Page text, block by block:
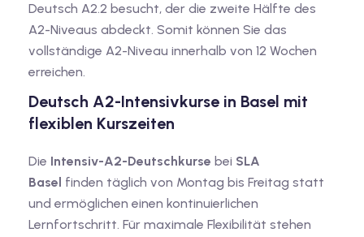
Deutsch A2.2 besucht, der die zweite Hälfte des
A2-Niveaus abdeckt. Somit können Sie das
vollständige A2-Niveau innerhalb von 12 Wochen
erreichen.
Deutsch A2-Intensivkurse in Basel mit
flexiblen Kurszeiten
Die Intensiv-A2-Deutschkurse bei SLA
Basel finden täglich von Montag bis Freitag statt
und ermöglichen einen kontinuierlichen
Lernfortschritt. Für maximale Flexibilität stehen